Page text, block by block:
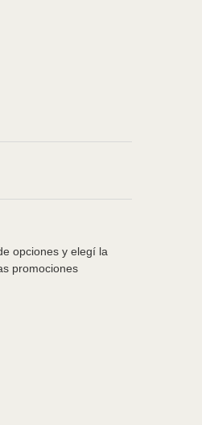
opciones y elegí la
promociones